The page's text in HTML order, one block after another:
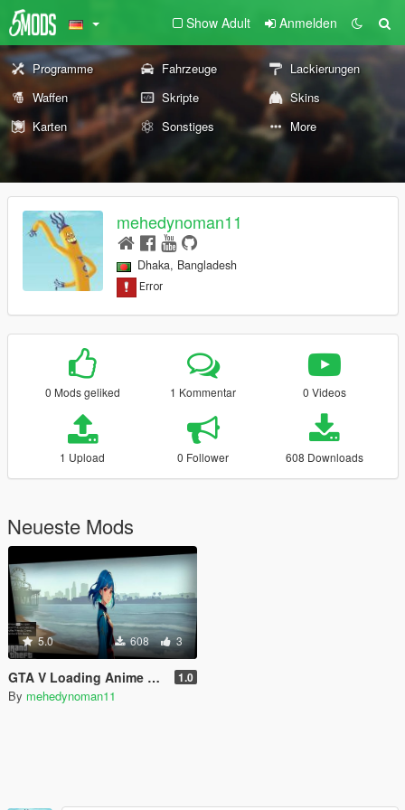
Show Adult Anmelden
Programme Fahrzeuge
Lackierungen
Waffen
Skripte
Skins
Karten
Sonstiges More
mehedynoman11
Dhaka, Bangladesh
0 Mods geliked 1 Kommentar 0 Videos
1 Upload 0 Follower 608 Downloads
Neueste Mods
5.0 608 3
GTA V Loading Anime Girl 1.0
By mehedynoman11